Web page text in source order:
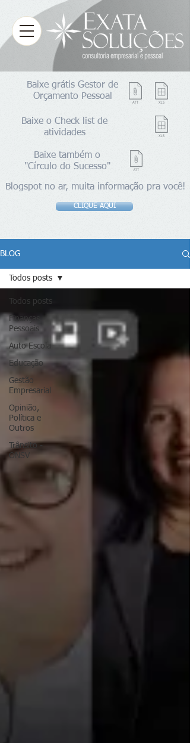
Blogspot no ar, muita informação pra você!
CLIQUE AQUI
Baixe grátis Gestor de
Orçamento Pessoal
Baixe também o
"Círculo do Sucesso"
Baixe o Check list de
atividades
BLOG
Todos posts
Finanças
Pessoais
Auto Escola
Educação
Gestão
Empresarial
Opinião,
Política e
Outros
Trânsito -
ONSV
Todos posts